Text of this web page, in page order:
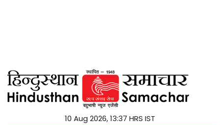
10 Aug 2026, 13:37 HRS IST